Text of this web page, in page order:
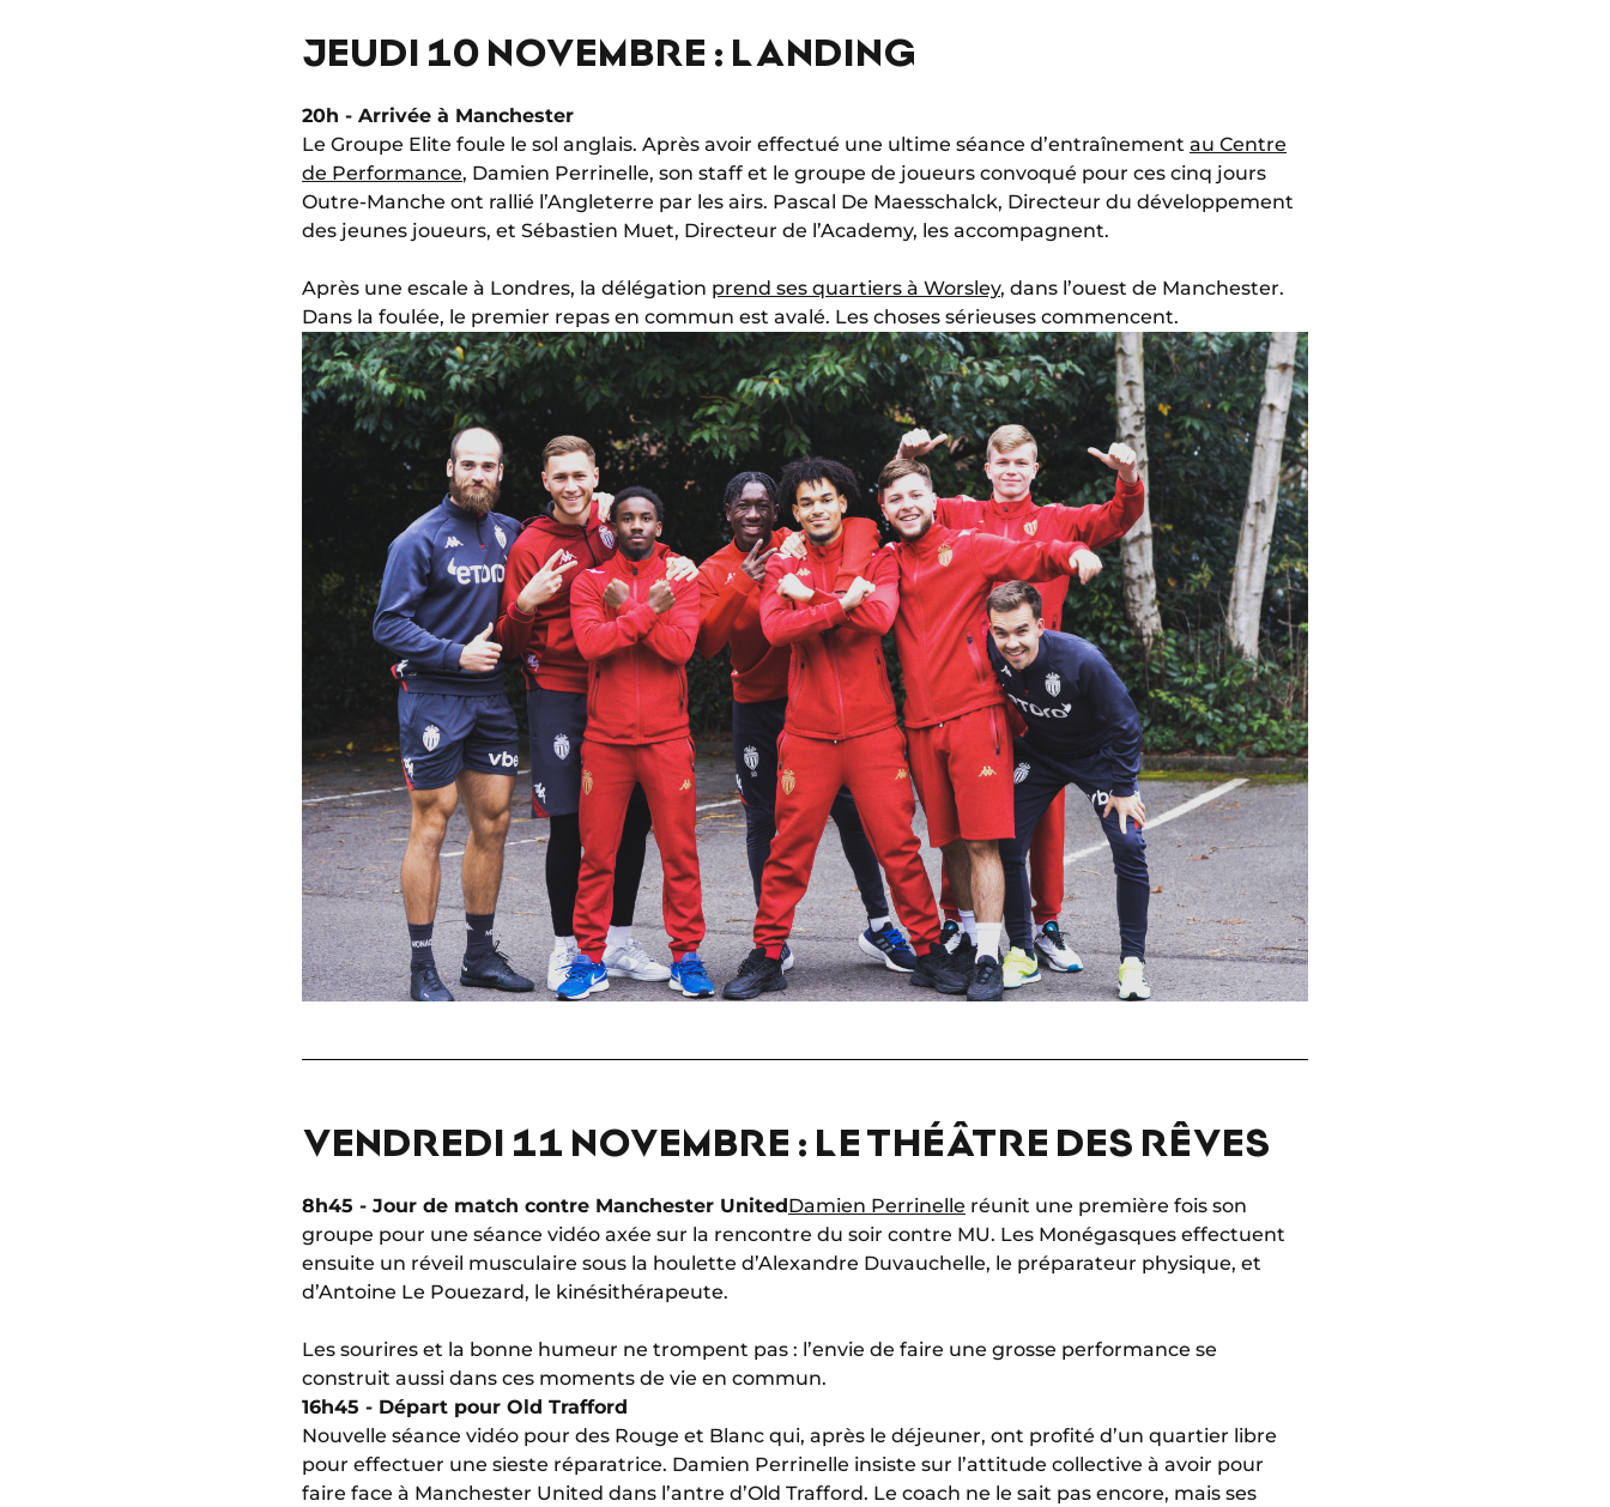
JEUDI 10 NOVEMBRE : LANDING
20h - Arrivée à Manchester
Le Groupe Elite foule le sol anglais. Après avoir effectué une ultime séance d’entraînement au Centre
de Performance, Damien Perrinelle, son staff et le groupe de joueurs convoqué pour ces cinq jours
Outre-Manche ont rallié l’Angleterre par les airs. Pascal De Maesschalck, Directeur du développement
des jeunes joueurs, et Sébastien Muet, Directeur de l’Academy, les accompagnent.
Après une escale à Londres, la délégation prend ses quartiers à Worsley, dans l’ouest de Manchester.
Dans la foulée, le premier repas en commun est avalé. Les choses sérieuses commencent.
VENDREDI 11 NOVEMBRE : LE THÉÂTRE DES RÊVES
8h45 - Jour de match contre Manchester UnitedDamien Perrinelle réunit une première fois son
groupe pour une séance vidéo axée sur la rencontre du soir contre MU. Les Monégasques effectuent
ensuite un réveil musculaire sous la houlette d’Alexandre Duvauchelle, le préparateur physique, et
d’Antoine Le Pouezard, le kinésithérapeute.
Les sourires et la bonne humeur ne trompent pas : l’envie de faire une grosse performance se
construit aussi dans ces moments de vie en commun.
16h45 - Départ pour Old Trafford
Nouvelle séance vidéo pour des Rouge et Blanc qui, après le déjeuner, ont profité d’un quartier libre
pour effectuer une sieste réparatrice. Damien Perrinelle insiste sur l’attitude collective à avoir pour
faire face à Manchester United dans l’antre d’Old Trafford. Le coach ne le sait pas encore, mais ses